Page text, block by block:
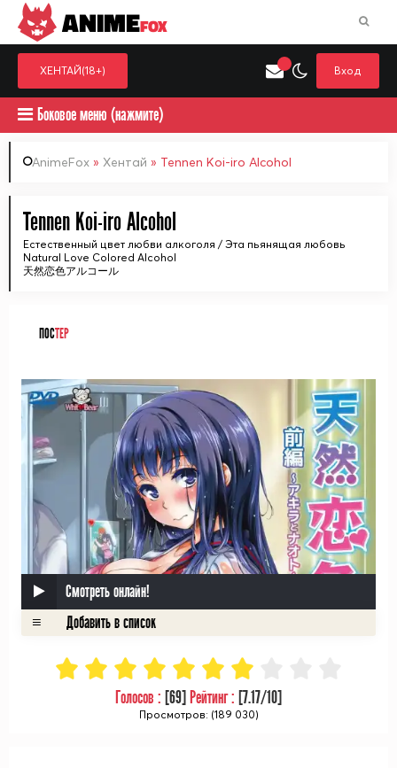
Выберите одну категорию для поиска
ANIMEFOX
ХЕНТАЙ(18+) Вход
Боковое меню (нажмите)
AnimeFox » Хентай » Tennen Koi-iro Alcohol
Tennen Koi-iro Alcohol
Естественный цвет любви алкоголя / Эта пьянящая любовь
Natural Love Colored Alcohol
天然恋色アルコール
ПОСТЕР
Смотреть онлайн!
Голосов : [69] Рейтинг : [7.17/10]
Просмотров: (189 030)